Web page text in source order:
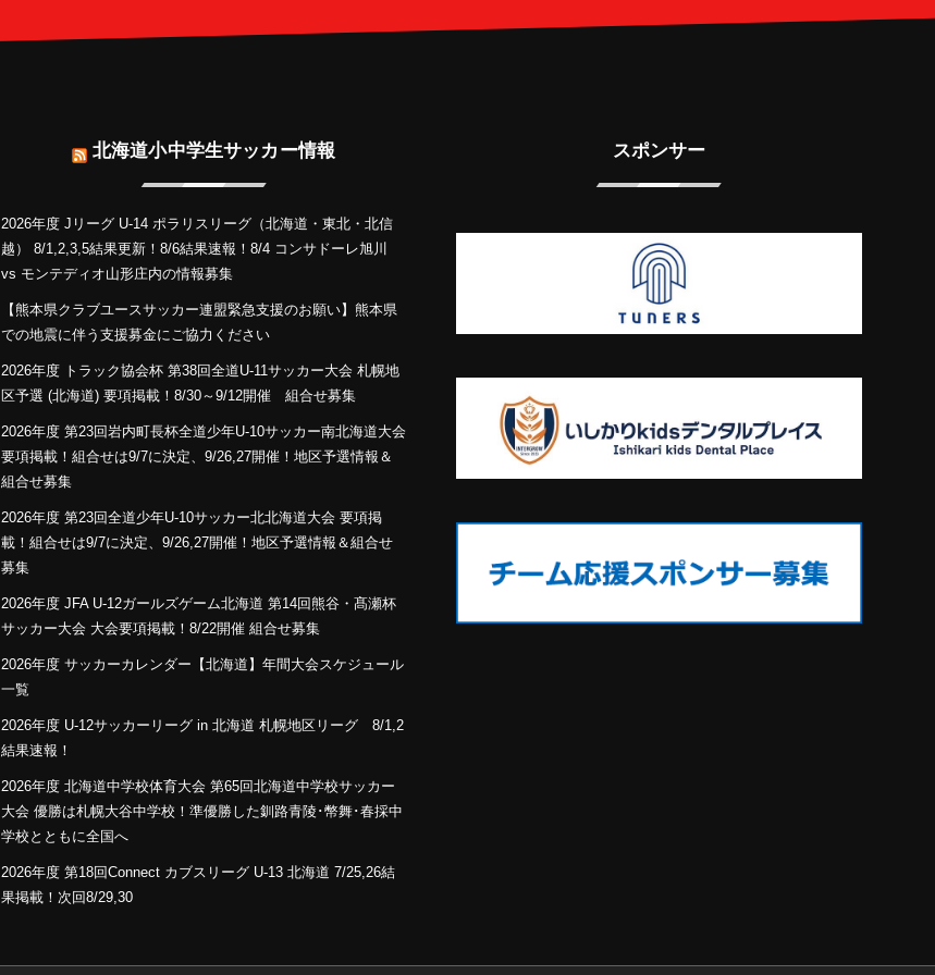
北海道小中学生サッカー情報
2026年度 Jリーグ U-14 ポラリスリーグ（北海道・東北・北信
越） 8/1,2,3,5結果更新！8/6結果速報！8/4 コンサドーレ旭川
vs モンテディオ山形庄内の情報募集
【熊本県クラブユースサッカー連盟緊急支援のお願い】熊本県
での地震に伴う支援募金にご協力ください
2026年度 トラック協会杯 第38回全道U-11サッカー大会 札幌地
区予選 (北海道) 要項掲載！8/30～9/12開催 組合せ募集
2026年度 第23回岩内町長杯全道少年U-10サッカー南北海道大会
要項掲載！組合せは9/7に決定、9/26,27開催！地区予選情報＆
組合せ募集
2026年度 第23回全道少年U-10サッカー北北海道大会 要項掲
載！組合せは9/7に決定、9/26,27開催！地区予選情報＆組合せ
募集
2026年度 JFA U-12ガールズゲーム北海道 第14回熊谷・髙瀬杯
サッカー大会 大会要項掲載！8/22開催 組合せ募集
2026年度 サッカーカレンダー【北海道】年間大会スケジュール
一覧
2026年度 U-12サッカーリーグ in 北海道 札幌地区リーグ 8/1,2
結果速報！
2026年度 北海道中学校体育大会 第65回北海道中学校サッカー
大会 優勝は札幌大谷中学校！準優勝した釧路青陵･幣舞･春採中
学校とともに全国へ
2026年度 第18回Connect カブスリーグ U-13 北海道 7/25,26結
果掲載！次回8/29,30
スポンサー